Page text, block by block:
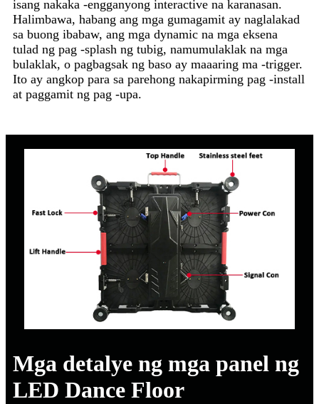
isang nakaka -engganyong interactive na karanasan.
Halimbawa, habang ang mga gumagamit ay naglalakad
sa buong ibabaw, ang mga dynamic na mga eksena
tulad ng pag -splash ng tubig, namumulaklak na mga
bulaklak, o pagbagsak ng baso ay maaaring ma -trigger.
Ito ay angkop para sa parehong nakapirming pag -install
at paggamit ng pag -upa.
Mga detalye ng mga panel ng
LED Dance Floor